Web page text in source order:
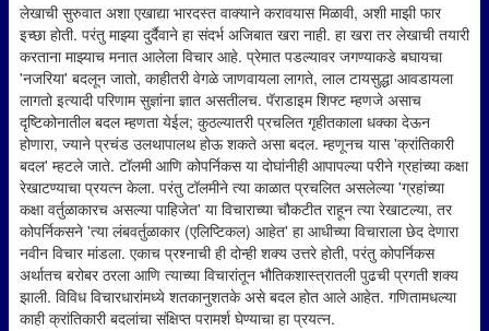
लेखाची सुरुवात अशा एखाद्या भारदस्त वाक्याने करावयास मिळावी, अशी माझी फार
इच्छा होती. परंतु माझ्या दुर्दैवाने हा संदर्भ अजिबात खरा नाही. हा खरा तर लेखाची तयारी
करताना माझ्याच मनात आलेला विचार आहे. प्रेमात पडल्यावर जगण्याकडे बघायचा
'नजरिया' बदलून जातो, काहीतरी वेगळे जाणवायला लागते, लाल टायसुद्धा आवडायला
लागतो इत्यादी परिणाम सुज्ञांना ज्ञात असतीलच. पॅराडाइम शिफ्ट म्हणजे असाच
दृष्टिकोनातील बदल म्हणता येईल; कुठल्यातरी प्रचलित गृहीतकाला धक्का देऊन
होणारा, ज्याने प्रचंड उलथापालथ होऊ शकते असा बदल. म्हणूनच यास 'क्रांतिकारी
बदल' म्हटले जाते. टॉलमी आणि कोपर्निकस या दोघांनीही आपापल्या परीने ग्रहांच्या कक्षा
रेखाटण्याचा प्रयत्न केला. परंतु टॉलमीने त्या काळात प्रचलित असलेल्या 'ग्रहांच्या
कक्षा वर्तुळाकारच असल्या पाहिजेत' या विचाराच्या चौकटीत राहून त्या रेखाटल्या, तर
कोपर्निकसने 'त्या लंबवर्तुळाकार (एलिप्टिकल) आहेत' हा आधीच्या विचाराला छेद देणारा
नवीन विचार मांडला. एकाच प्रश्नाची ही दोन्ही शक्य उत्तरे होती, परंतु कोपर्निकस
अर्थातच बरोबर ठरला आणि त्याच्या विचारांतून भौतिकशास्त्रातली पुढची प्रगती शक्य
झाली. विविध विचारधारांमध्ये शतकानुशतके असे बदल होत आले आहेत. गणितामधल्या
काही क्रांतिकारी बदलांचा संक्षिप्त परामर्श घेण्याचा हा प्रयत्न.